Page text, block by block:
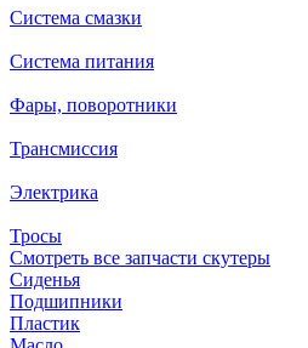
Система смазки
Система питания
Фары, поворотники
Трансмиссия
Электрика
Тросы
Смотреть все запчасти скутеры
Сиденья
Подшипники
Пластик